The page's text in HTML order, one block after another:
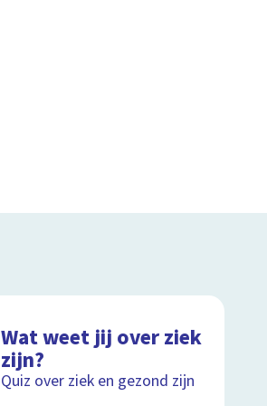
Wat weet jij over ziek
zijn?
Quiz over ziek en gezond zijn